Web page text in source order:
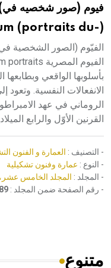
هيئة الموسوعة
فيوم (صور شخصيه
(portraits du-)
الفيّوم (الصور الشخصية
بأسلوبها الواقعي
الانفعالات النفسية. وتعود
القرنين الأوّل والرابع
- التصنيف : العمارة و الفنون
- النوع : عمارة وفنون تشكيلية
- المجلد : المجلد الخامس عشر، طبعة
- رقم الصفحة ضمن المجلد : 89
متنوع